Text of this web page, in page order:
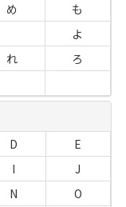
め
も
よ
れ
ろ
D
E
I
J
N
O